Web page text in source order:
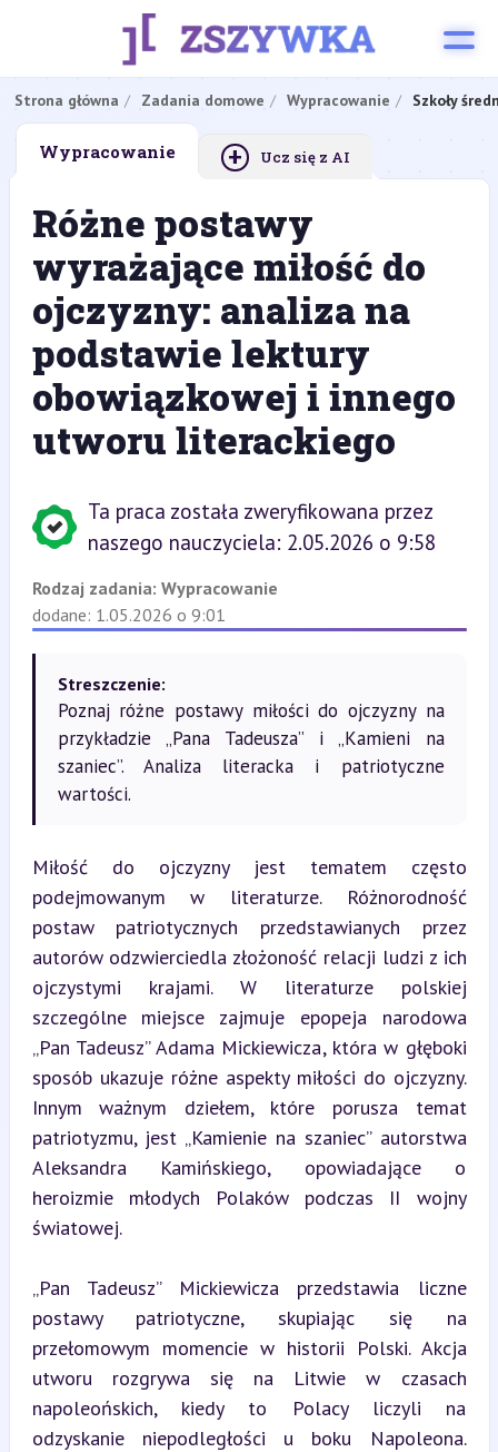
Strona główna Zadania domowe Wypracowanie Szkoły
Wypracowanie + Ucz się z AI
Różne postawy
wyrażające miłość do
ojczyzny: analiza na
podstawie lektury
obowiązkowej i innego
utworu literackiego
Ta praca została zweryfikowana przez
naszego nauczyciela: 2.05.2026 o 9:58
Rodzaj zadania: Wypracowanie
dodane: 1.05.2026 o 9:01
Streszczenie:
Poznaj różne postawy miłości do ojczyzny na
przykładzie „Pana Tadeusza” i „Kamieni na
szaniec”. Analiza literacka i patriotyczne
wartości.
Miłość do ojczyzny jest tematem często
podejmowanym w literaturze. Różnorodność
postaw patriotycznych przedstawianych przez
autorów odzwierciedla złożoność relacji ludzi z ich
ojczystymi krajami. W literaturze polskiej
szczególne miejsce zajmuje epopeja narodowa
„Pan Tadeusz” Adama Mickiewicza, która w głęboki
sposób ukazuje różne aspekty miłości do ojczyzny.
Innym ważnym dziełem, które porusza temat
patriotyzmu, jest „Kamienie na szaniec” autorstwa
Aleksandra Kamińskiego, opowiadające o
heroizmie młodych Polaków podczas II wojny
światowej.
„Pan Tadeusz” Mickiewicza przedstawia liczne
postawy patriotyczne, skupiając się na
przełomowym momencie w historii Polski. Akcja
utworu rozgrywa się na Litwie w czasach
napoleońskich, kiedy to Polacy liczyli na
odzyskanie niepodległości u boku Napoleona.